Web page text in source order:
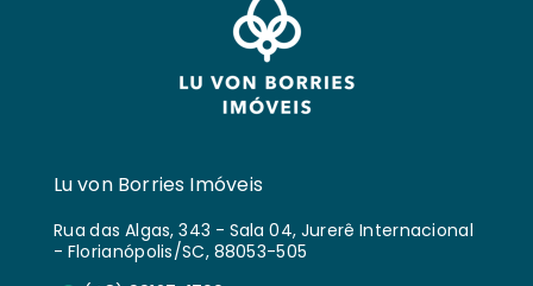
Lu von Borries Imóveis
Rua das Algas, 343 - Sala 04, Jurerê Internacional
- Florianópolis/SC, 88053-505